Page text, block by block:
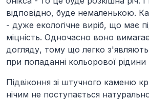
відповідно, буде немаленькою.
- дуже екологічне виріб, що має
міцність. Одночасно воно
догляду, тому що легко
при попаданні кольорової
Підвіконня зі штучного каменю
нічим не поступається